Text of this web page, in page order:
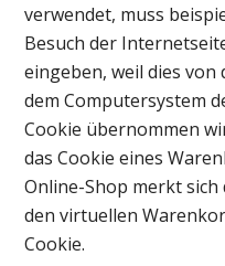
verwendet, muss
Besuch der
eingeben, weil dies
dem Computersystem
Cookie übernommen
das Cookie eines
Online-Shop merkt sich
den virtuellen
Cookie.